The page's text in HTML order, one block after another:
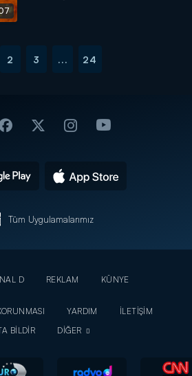
2 3 ... 24
Tüm Uygulamalarımız
D REKLAM
KÜNYE
YARDIM
İLETİŞİM
BİLDİR
DİĞER